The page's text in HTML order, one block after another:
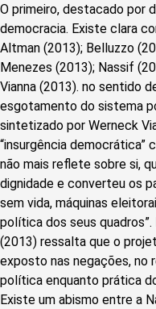
O primeiro, destacado por
democracia. Existe clara
Altman (2013); Belluzzo
Menezes (2013); Nassif
Vianna (2013). no sentido
esgotamento do sistema
sintetizado por Werneck
“insurgência democrática”
não mais reflete sobre si,
dignidade e converteu os
sem vida, máquinas
política dos seus
(2013) ressalta que o
exposto nas negações, no
política enquanto prática
Existe um abismo entre a